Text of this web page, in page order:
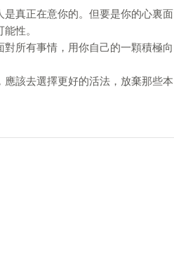
真正在意你的。但要是你的心裏面
性。
所有事情，用你自己的一顆積極向
該去選擇更好的活法，放棄那些本